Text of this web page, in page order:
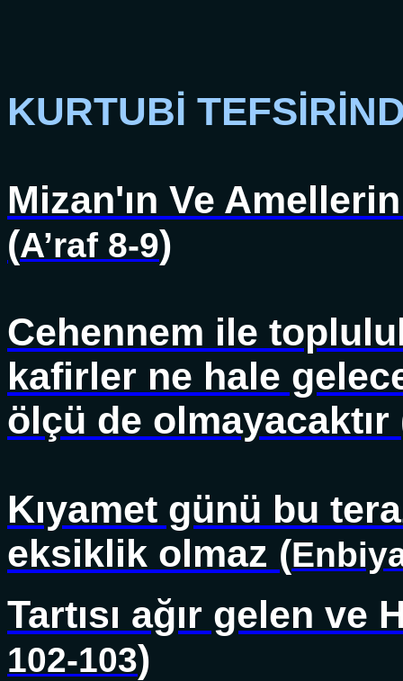
KURTUBİ
Mizan'ın Ve
(A’raf 8-9)
Cehennem ile
kafirler ne hale
ölçü de olmayacaktır
Kıyamet günü bu
eksiklik olmaz (
Tartısı ağır gelen ve
102-103)